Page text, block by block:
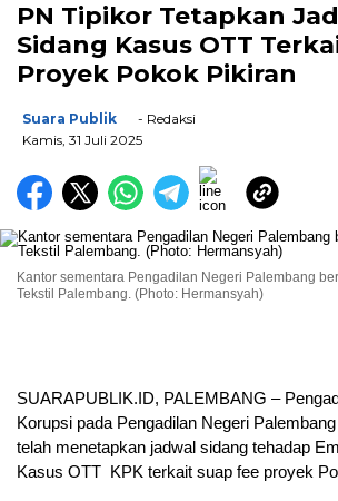
PN Tipikor Tetapkan
Sidang Kasus OTT
Proyek Pokok Pikiran
Suara Publik
- Redaksi
Kamis, 31 Juli 2025
Kantor sementara Pengadilan Negeri Palembang
Tekstil Palembang. (Photo: Hermansyah)
SUARAPUBLIK.ID, PALEMBANG –
Korupsi pada Pengadilan Negeri
telah menetapkan jadwal sidang tehadap
Kasus OTT KPK terkait suap fee proyek